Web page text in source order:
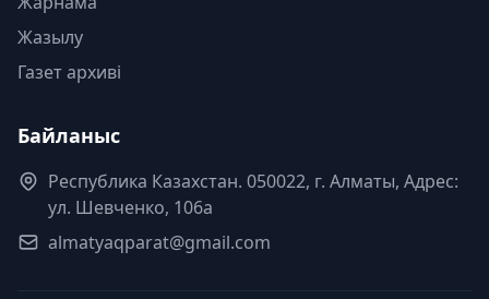
Жазылу
Газет архиві
Байланыс
Республика Казахстан. 050022, г. Алматы, Адрес:
ул. Шевченко, 106а
almatyaqparat@gmail.com